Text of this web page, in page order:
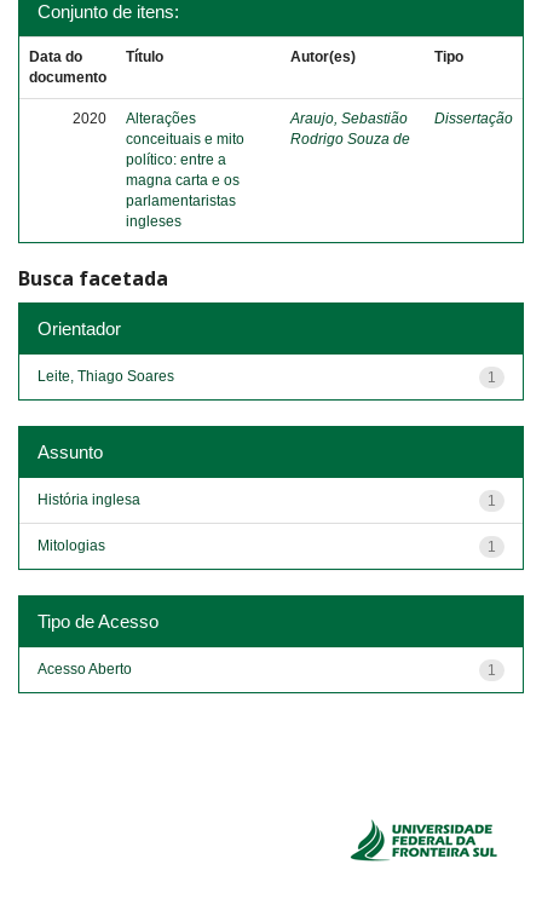
Conjunto de itens:
Data do
documento
Título Autor(es) Tipo
2020
Alterações
conceituais e mito
político: entre a
magna carta e os
parlamentaristas
ingleses
Araujo, Sebastião
Rodrigo Souza de
Dissertação
Busca facetada
Orientador
1
Leite, Thiago Soares
Assunto
1
História inglesa
1
Mitologias
Tipo de Acesso
1
Acesso Aberto